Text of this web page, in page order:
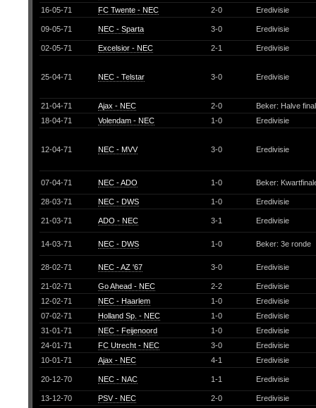
16-05-71
FC Twente - NEC 2-0 Eredivisie
09-05-71 NEC - Sparta 3-0 Eredivisie
02-05-71 Excelsior - NEC 2-1 Eredivisie
25-04-71 NEC - Telstar 3-0 Eredivisie
21-04-71 Ajax - NEC 2-0
Beker: Halve
18-04-71
Volendam - NEC 1-0 Eredivisie
12-04-71 NEC - MVV 3-0 Eredivisie
07-04-71 NEC - ADO 1-0 Beker:
28-03-71 NEC - DWS 1-0 Eredivisie
21-03-71 ADO - NEC 3-1 Eredivisie
14-03-71 NEC - DWS 1-0 Beker: 3e ronde
28-02-71 NEC - AZ '67 3-0 Eredivisie
21-02-71 Go Ahead - NEC 2-2
Eredivisie
12-02-71
NEC - Haarlem 1-0
Eredivisie
07-02-71
Holland Sp. - NEC 1-0
Eredivisie
31-01-71
NEC - Feijenoord 1-0
Eredivisie
24-01-71
FC Utrecht - NEC 3-0
Eredivisie
10-01-71
Ajax - NEC 4-1 Eredivisie
20-12-70 NEC - NAC 1-1 Eredivisie
13-12-70 PSV - NEC 2-0
Eredivisie